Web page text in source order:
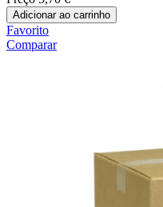
Adicionar ao carrinho
Favorito
Comparar